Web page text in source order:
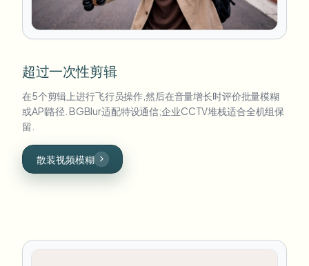
超过一次性剪辑
在5个剪辑上进行飞行员操作,然后在音量增长时评价批量模糊
或API路径. BGBlur适配特设通信;企业CCTV堆栈适合全机组保
留.
散装视频模糊